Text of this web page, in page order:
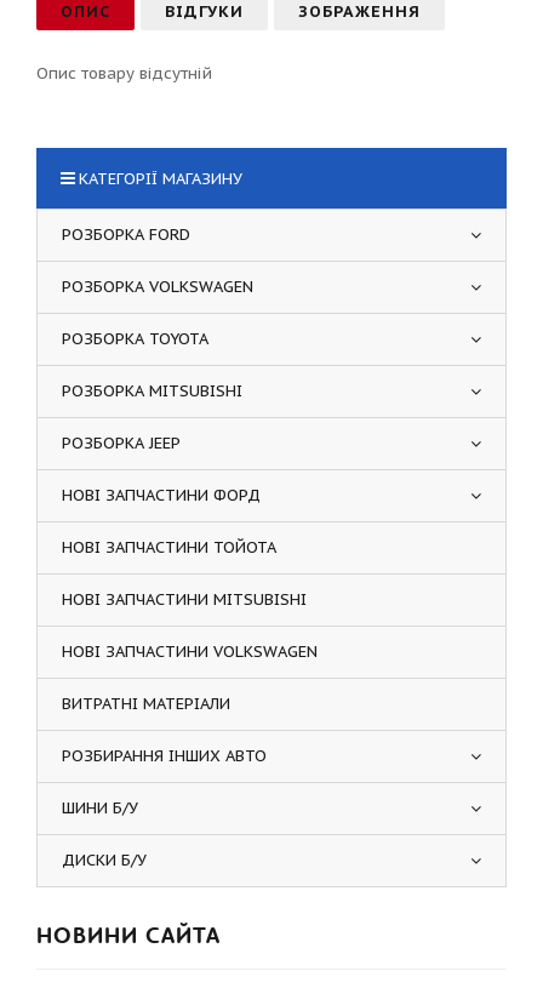
ОПИС ВІДГУКИ ЗОБРАЖЕННЯ
Опис товару відсутній
КАТЕГОРІЇ МАГАЗИНУ
РОЗБОРКА FORD
РОЗБОРКА VOLKSWAGEN
РОЗБОРКА TOYOTA
РОЗБОРКА MITSUBISHI
РОЗБОРКА JEEP
НОВІ ЗАПЧАСТИНИ ФОРД
НОВІ ЗАПЧАСТИНИ ТОЙОТА
НОВІ ЗАПЧАСТИНИ MITSUBISHI
НОВІ ЗАПЧАСТИНИ VOLKSWAGEN
ВИТРАТНІ МАТЕРІАЛИ
РОЗБИРАННЯ ІНШИХ АВТО
ШИНИ Б/У
ДИСКИ Б/У
НОВИНИ САЙТА